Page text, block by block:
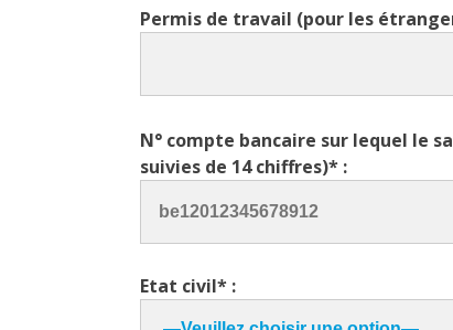
Permis de travail (pour les
N° compte bancaire sur lequel le
suivies de 14 chiffres)* :
Etat civil* :